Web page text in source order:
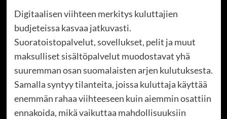
Digitaalisen viihteen merkitys kuluttajien
budjeteissa kasvaa jatkuvasti.
Suoratoistopalvelut, sovellukset, pelit ja muut
maksulliset sisältöpalvelut muodostavat yhä
suuremman osan suomalaisten arjen kulutuksesta.
Samalla syntyy tilanteita, joissa kuluttaja käyttää
enemmän rahaa viihteeseen kuin aiemmin osattiin
ennakoida, mikä vaikuttaa mahdollisuuksiin